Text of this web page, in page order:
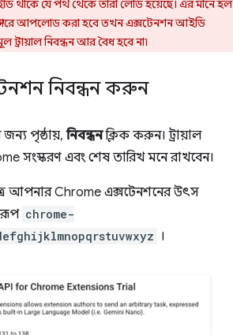
থাকে যে পথ থেকে তারা লোড হয়েছে। এর মানে হল
আপলোড করা হবে তখন এক্সটেনশন আইডি
নিবন্ধন আর বৈধ হবে না৷
নিবন্ধন করুন
জন্য পৃষ্ঠায়,নিবন্ধনক্লিক করুন। ট্রায়াল
সংস্করণ এবং শেষ তারিখ মনে রাখবেন।
আপনার Chrome এক্সটেনশনের উৎস
chrome-
।